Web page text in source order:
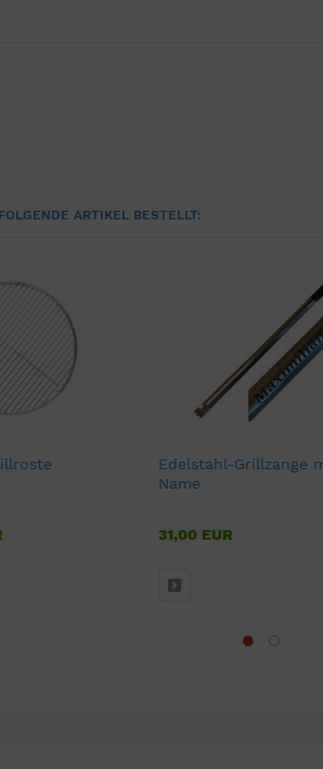
ARTIKEL BESTELLT:
Edelstahl-Grillzange
Name
31,00 EUR